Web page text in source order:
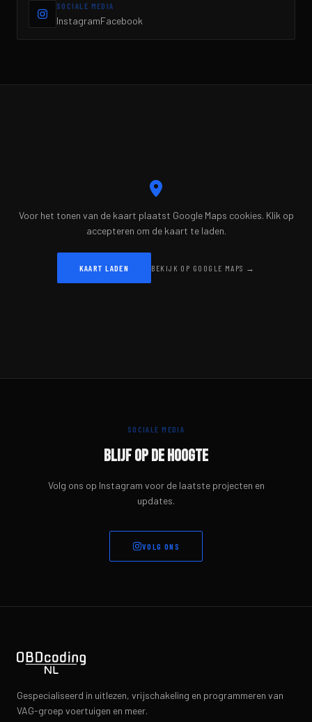
SOCIALE MEDIA
InstagramFacebook
Voor het tonen van de kaart plaatst Google Maps cookies. Klik op
accepteren om de kaart te laden.
KAART LADEN BEKIJK OP GOOGLE MAPS →
SOCIALE MEDIA
Blijf op de hoogte
Volg ons op Instagram voor de laatste projecten en
updates.
VOLG ONS
Gespecialiseerd in uitlezen, vrijschakeling en programmeren van
VAG-groep voertuigen en meer.